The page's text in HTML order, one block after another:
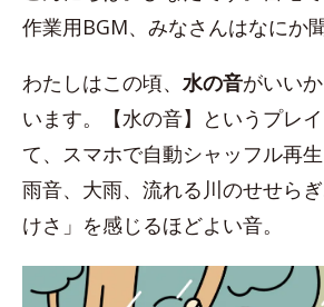
作業用BGM、みなさんはなにか
わたしはこの頃、 水の音がいい
います。【水の音】というプレ
て、スマホで自動シャッフル再
雨音、大雨、流れる川のせせら
けさ」を感じるほどよい音。